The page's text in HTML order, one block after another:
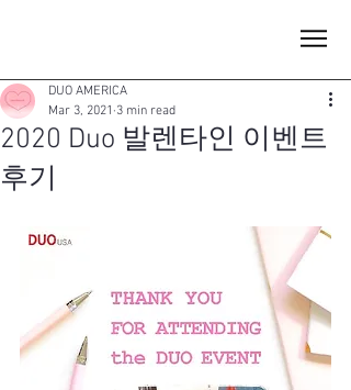
2020 Duo 발렌타인 이벤트
후기
DUO AMERICA
Mar 3, 2021 3 min read